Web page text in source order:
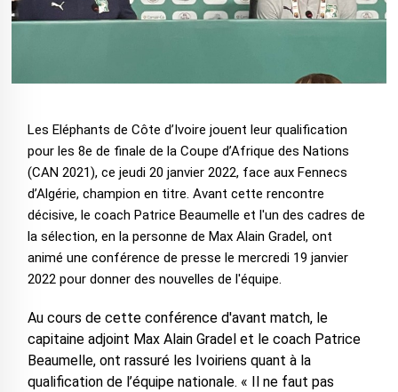
Les Eléphants de Côte d’Ivoire jouent leur qualification
pour les 8e de finale de la Coupe d’Afrique des Nations
(CAN 2021), ce jeudi 20 janvier 2022, face aux Fennecs
d’Algérie, champion en titre. Avant cette rencontre
décisive, le coach Patrice Beaumelle et l'un des cadres de
la sélection, en la personne de Max Alain Gradel, ont
animé une conférence de presse le mercredi 19 janvier
2022 pour donner des nouvelles de l'équipe.
Au cours de cette conférence d'avant match, le
capitaine adjoint Max Alain Gradel et le coach Patrice
Beaumelle, ont rassuré les Ivoiriens quant à la
qualification de l’équipe nationale. « Il ne faut pas